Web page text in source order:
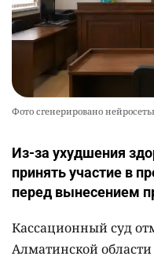
Фото сгенерировано
Из-за ухудшения
принять участие в
перед вынесением
Кассационный суд
Алматинской